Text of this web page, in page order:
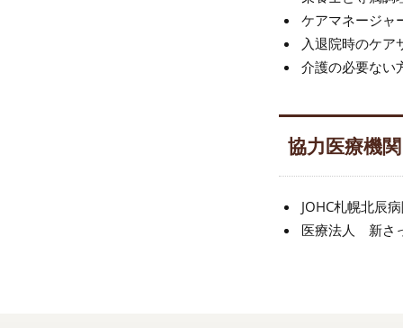
ケアマネージャ
入退院時のケア
介護の必要ない
協力医療機関
JOHC札幌北辰
医療法人 新さ